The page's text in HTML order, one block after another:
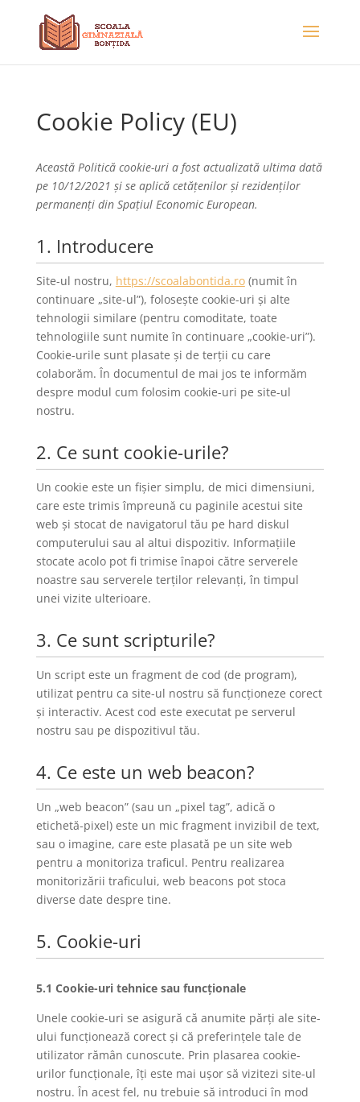
Cookie Policy (EU)
Această Politică cookie-uri a fost actualizată ultima dată
pe 10/12/2021 și se aplică cetățenilor și rezidenților
permanenți din Spațiul Economic European.
1. Introducere
Site-ul nostru, https://scoalabontida.ro(numit în
continuare „site-ul”), folosește cookie-uri și alte
tehnologii similare (pentru comoditate, toate
tehnologiile sunt numite în continuare „cookie-uri”).
Cookie-urile sunt plasate și de terții cu care
colaborăm. În documentul de mai jos te informăm
despre modul cum folosim cookie-uri pe site-ul
nostru.
2. Ce sunt cookie-urile?
Un cookie este un fișier simplu, de mici dimensiuni,
care este trimis împreună cu paginile acestui site
web și stocat de navigatorul tău pe hard diskul
computerului sau al altui dispozitiv. Informațiile
stocate acolo pot fi trimise înapoi către serverele
noastre sau serverele terților relevanți, în timpul
unei vizite ulterioare.
3. Ce sunt scripturile?
Un script este un fragment de cod (de program),
utilizat pentru ca site-ul nostru să funcționeze corect
și interactiv. Acest cod este executat pe serverul
nostru sau pe dispozitivul tău.
4. Ce este un web beacon?
Un „web beacon” (sau un „pixel tag”, adică o
etichetă-pixel) este un mic fragment invizibil de text,
sau o imagine, care este plasată pe un site web
pentru a monitoriza traficul. Pentru realizarea
monitorizării traficului, web beacons pot stoca
diverse date despre tine.
5. Cookie-uri
5.1 Cookie-uri tehnice sau funcționale
Unele cookie-uri se asigură că anumite părți ale site-
ului funcționează corect și că preferințele tale de
utilizator rămân cunoscute. Prin plasarea cookie-
urilor funcționale, îți este mai ușor să vizitezi site-ul
nostru. În acest fel, nu trebuie să introduci în mod